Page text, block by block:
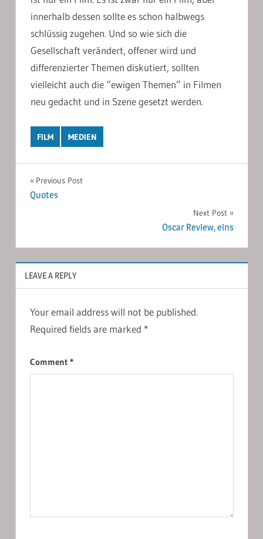
innerhalb dessen sollte es schon halbwegs
schlüssig zugehen. Und so wie sich die
Gesellschaft verändert, offener wird und
differenzierter Themen diskutiert, sollten
vielleicht auch die “ewigen Themen” in Filmen
neu gedacht und in Szene gesetzt werden.
FILM MEDIEN
Post
navigation
Previous Post
Quotes
Next Post
Oscar Review, eins
LEAVE A REPLY
Your email address will not be published.
Required fields are marked *
Comment *